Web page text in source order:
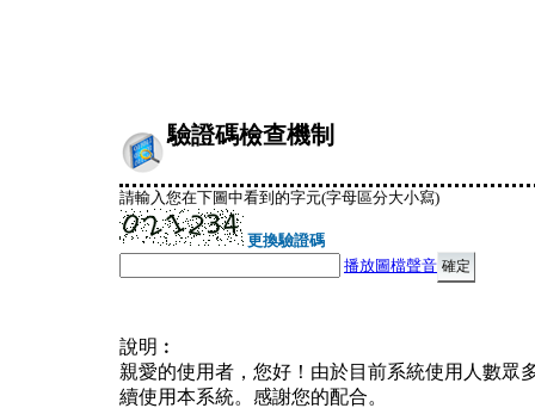
驗證碼檢查機制
請輸入您在下圖中看到的字元(字母區分大小寫)
更換驗證碼
播放圖檔聲音
說明︰
親愛的使用者，您好！由於目前系統使用人數眾
續使用本系統。感謝您的配合。